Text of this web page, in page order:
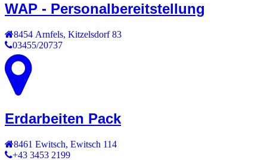
WAP - Personalbereitstellung
8454 Arnfels Kitzelsdorf 83
03455/20737
Erdarbeiten Pack
8461 Ewitsch Ewitsch 114
+43 3453 2199